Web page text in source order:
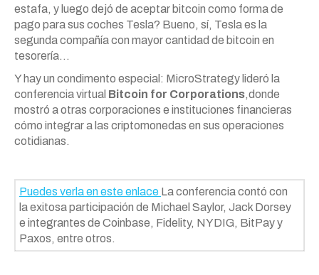
estafa, y luego dejó de aceptar bitcoin como forma de
pago para sus coches Tesla? Bueno, sí, Tesla es la
segunda compañía con mayor cantidad de bitcoin en
tesorería…
Y hay un condimento especial: MicroStrategy lideró la
conferencia virtual Bitcoin for Corporations,donde
mostró a otras corporaciones e instituciones financieras
cómo integrar a las criptomonedas en sus operaciones
cotidianas.
Puedes verla en este enlace La conferencia contó con
la exitosa participación de Michael Saylor, Jack Dorsey
e integrantes de Coinbase, Fidelity, NYDIG, BitPay y
Paxos, entre otros.